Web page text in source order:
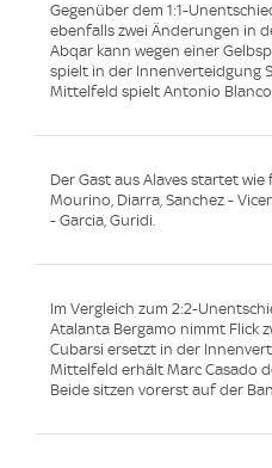
Gegenüber dem 1:1-
ebenfalls zwei Änderungen in
Abqar kann wegen einer
spielt in der Innenverteidgung
Mittelfeld spielt Antonio
Der Gast aus Alaves startet
Mourino, Diarra, Sanchez -
- Garcia, Guridi.
Im Vergleich zum 2:2-
Atalanta Bergamo nimmt Flick
Cubarsi ersetzt in der
Mittelfeld erhält Marc Casado
Beide sitzen vorerst auf der